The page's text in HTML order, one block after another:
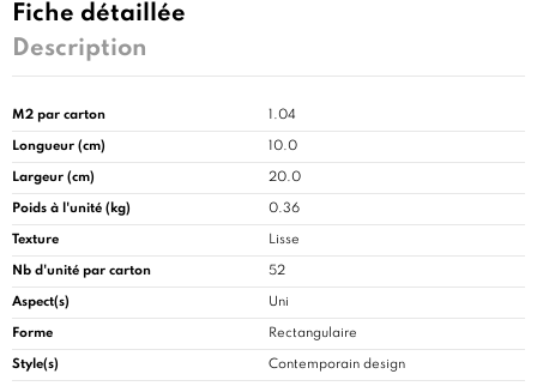
Fiche détaillée
Description
M2 par carton 1.04
Longueur (cm) 10.0
Largeur (cm) 20.0
Poids à l'unité (kg) 0.36
Texture Lisse
Nb d'unité par carton 52
Aspect(s) Uni
Forme Rectangulaire
Style(s) Contemporain design